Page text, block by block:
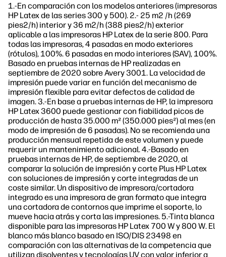
1.-En comparación con los modelos anteriores (impresoras
HP Latex de las series 300 y 500). 2.- 25 m2 /h (269
pies2/h) interior y 36 m2/h (388 pies2/h) exterior
aplicable a las impresoras HP Latex de la serie 800. Para
todas las impresoras, 4 pasadas en modo exteriores
(rótulos), 100%. 6 pasadas en modo interiores (SAV), 100%.
Basado en pruebas internas de HP realizadas en
septiembre de 2020 sobre Avery 3001. La velocidad de
impresión puede variar en función del mecanismo de
impresión flexible para evitar defectos de calidad de
imagen. 3.-En base a pruebas internas de HP, la impresora
HP Latex 3600 puede gestionar con fiabilidad picos de
producción de hasta 35.000 m² (350.000 pies²) al mes (en
modo de impresión de 6 pasadas). No se recomienda una
producción mensual repetida de este volumen y puede
requerir un mantenimiento adicional. 4.-Basado en
pruebas internas de HP, de septiembre de 2020, al
comparar la solución de impresión y corte Plus HP Latex
con soluciones de impresión y corte integradas de un
coste similar. Un dispositivo de impresora/cortadora
integrado es una impresora de gran formato que integra
una cortadora de contornos que imprime el soporte, lo
mueve hacia atrás y corta las impresiones. 5.-Tinta blanca
disponible para las impresoras HP Latex 700 W y 800 W. El
blanco más blanco basado en ISO/DIS 23498 en
comparación con las alternativas de la competencia que
utilizan disolventes y tecnologías UV con valor inferior a